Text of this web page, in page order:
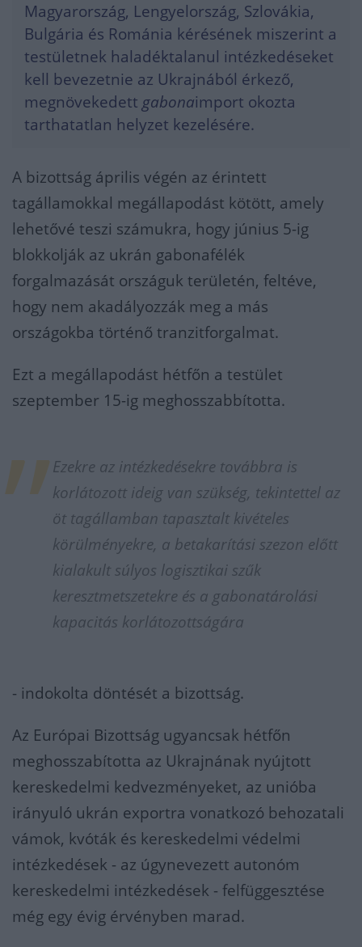
Magyarország, Lengyelország, Szlovákia,
Bulgária és Románia kérésének miszerint a
testületnek haladéktalanul intézkedéseket
kell bevezetnie az Ukrajnából érkező,
megnövekedett gabonaimport okozta
tarthatatlan helyzet kezelésére.
A bizottság április végén az érintett
tagállamokkal megállapodást kötött, amely
lehetővé teszi számukra, hogy június 5-ig
blokkolják az ukrán gabonafélék
forgalmazását országuk területén, feltéve,
hogy nem akadályozzák meg a más
országokba történő tranzitforgalmat.
Ezt a megállapodást hétfőn a testület
szeptember 15-ig meghosszabbította.
Ezekre az intézkedésekre továbbra is
korlátozott ideig van szükség, tekintettel az
öt tagállamban tapasztalt kivételes
körülményekre, a betakarítási szezon előtt
kialakult súlyos logisztikai szűk
keresztmetszetekre és a gabonatárolási
kapacitás korlátozottságára
- indokolta döntését a bizottság.
Az Európai Bizottság ugyancsak hétfőn
meghosszabította az Ukrajnának nyújtott
kereskedelmi kedvezményeket, az unióba
irányuló ukrán exportra vonatkozó behozatali
vámok, kvóták és kereskedelmi védelmi
intézkedések - az úgynevezett autonóm
kereskedelmi intézkedések - felfüggesztése
még egy évig érvényben marad.